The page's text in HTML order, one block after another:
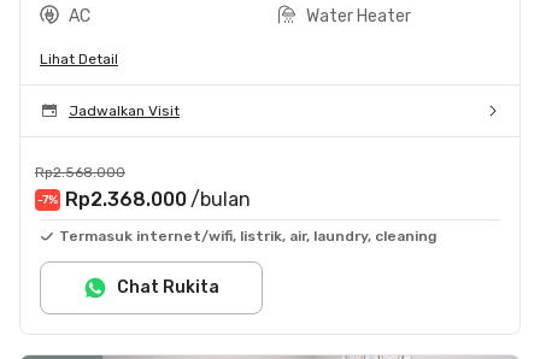
AC
Water Heater
Lihat Detail
Jadwalkan Visit
Rp2.568.000
-7% Rp2.368.000 /bulan
Termasuk internet/wifi, listrik, air, laundry, cleaning
Chat Rukita